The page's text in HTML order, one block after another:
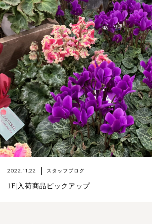
2022.11.22 スタッフブログ
1F|入荷商品ピックアップ